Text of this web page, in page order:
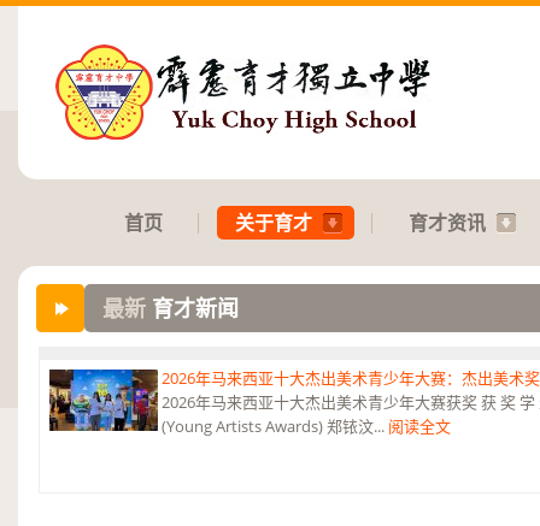
首页 关于育才 育才资讯
最新 育才新闻
2026年马来西亚十大杰出美术青少年大赛：杰出美术
2026年马来西亚十大杰出美术青少年大赛获奖 获 奖
(Young Artists Awards) 郑铱汶... 阅读全文